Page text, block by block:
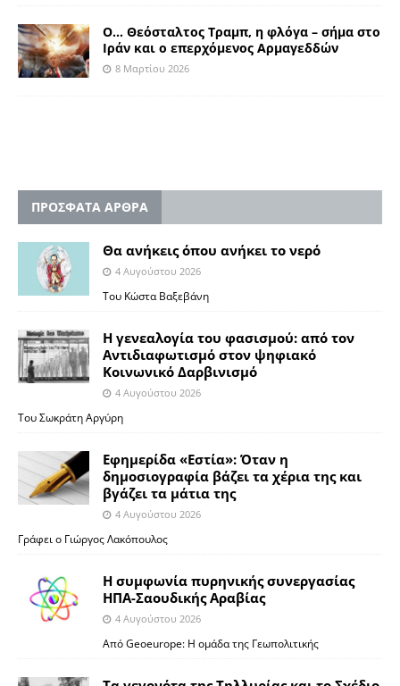
Ο… Θεόσταλτος Τραμπ, η φλόγα – σήμα στο
Ιράν και ο επερχόμενος Αρμαγεδδών
8 Μαρτίου 2026
ΠΡΟΣΦΑΤΑ ΑΡΘΡΑ
Θα ανήκεις όπου ανήκει το νερό
4 Αυγούστου 2026
Του Κώστα Βαξεβάνη
Η γενεαλογία του φασισμού: από τον
Αντιδιαφωτισμό στον ψηφιακό
Κοινωνικό Δαρβινισμό
4 Αυγούστου 2026
Του Σωκράτη Αργύρη
Εφημερίδα «Εστία»: Όταν η
δημοσιογραφία βάζει τα χέρια της και
βγάζει τα μάτια της
4 Αυγούστου 2026
Γράφει ο Γιώργος Λακόπουλος
Η συμφωνία πυρηνικής συνεργασίας
ΗΠΑ-Σαουδικής Αραβίας
4 Αυγούστου 2026
Από Geoeurope: H ομάδα της Γεωπολιτικής